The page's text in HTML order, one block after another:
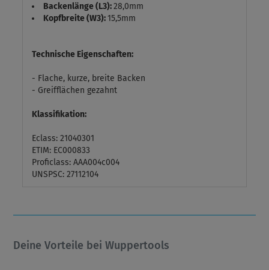
Backenlänge (L3):28,0mm
Kopfbreite (W3): 15,5mm
Technische Eigenschaften:
- Flache, kurze, breite Backen
- Greifflächen gezahnt
Klassifikation:
Eclass: 21040301
ETIM: EC000833
Proficlass: AAA004c004
UNSPSC: 27112104
Deine Vorteile bei Wuppertools